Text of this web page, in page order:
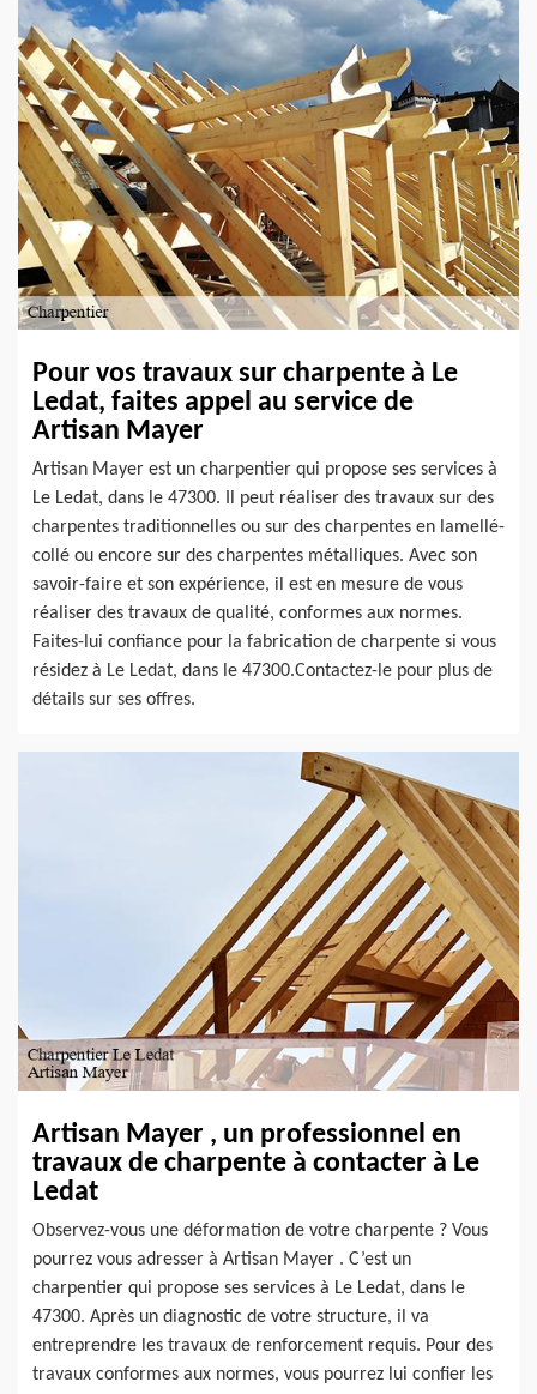
Pour vos travaux sur charpente à Le
Ledat, faites appel au service de
Artisan Mayer
Artisan Mayer est un charpentier qui propose ses services à
Le Ledat, dans le 47300. Il peut réaliser des travaux sur des
charpentes traditionnelles ou sur des charpentes en lamellé-
collé ou encore sur des charpentes métalliques. Avec son
savoir-faire et son expérience, il est en mesure de vous
réaliser des travaux de qualité, conformes aux normes.
Faites-lui confiance pour la fabrication de charpente si vous
résidez à Le Ledat, dans le 47300.Contactez-le pour plus de
détails sur ses offres.
Artisan Mayer , un professionnel en
travaux de charpente à contacter à Le
Ledat
Observez-vous une déformation de votre charpente ? Vous
pourrez vous adresser à Artisan Mayer . C’est un
charpentier qui propose ses services à Le Ledat, dans le
47300. Après un diagnostic de votre structure, il va
entreprendre les travaux de renforcement requis. Pour des
travaux conformes aux normes, vous pourrez lui confier les